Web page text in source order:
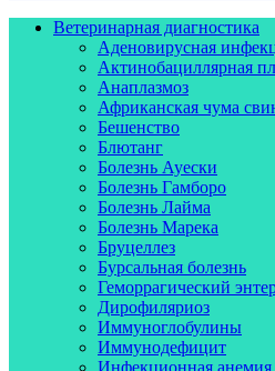
Ветеринарная диагностика
Аденовирусная
Актинобациллярная
Анаплазмоз
Африканская чума
Бешенство
Блютанг
Болезнь Ауески
Болезнь Гамборо
Болезнь Лайма
Болезнь Марека
Бруцеллез
Бурсальная болезнь
Геморрагический
Дирофиляриоз
Иммуноглобулины
Иммунодефицит
Инфекционная анемия